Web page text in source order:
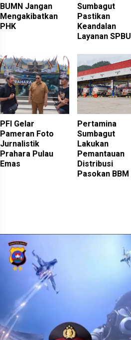
BUMN Jangan
Mengakibatkan
PHK
Sumbagut
Pastikan
Keandalan
Layanan SPBU
PFI Gelar
Pameran Foto
Jurnalistik
Prahara Pulau
Emas
Pertamina
Sumbagut
Lakukan
Pemantauan
Distribusi
Pasokan BBM